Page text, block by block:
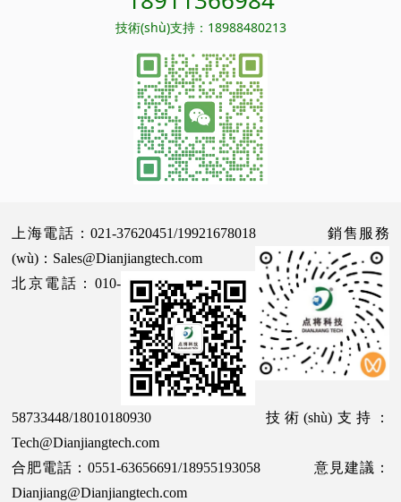
技術(shù)支持：18988480213
上海電話：021-37620451/19921678018 銷售服務
(wù)：Sales@Dianjiangtech.com
北京電話：010-
58733448/18010180930 技術(shù)支持：
Tech@Dianjiangtech.com
合肥電話：0551-63656691/18955193058 意見建議：
Dianjiang@Dianjiangtech.com